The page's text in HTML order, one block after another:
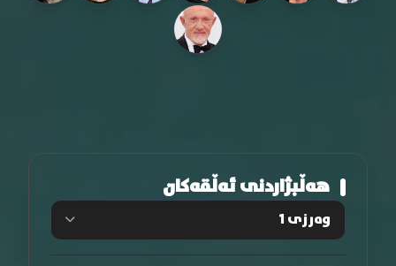
هەڵبژاردنی ئەڵقەکان